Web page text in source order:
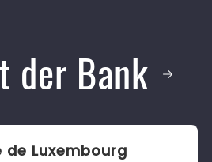
der Bank
de Luxembourg